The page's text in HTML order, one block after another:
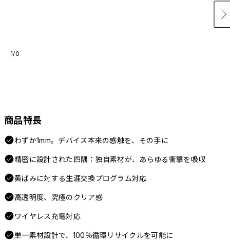
1/0
商品特長
わずか1mm。デバイス本来の感触を、その手に
精密に設計された四隅：独自素材が、あらゆる衝撃を吸収
黄ばみに対する生涯交換プログラム対応
高透明度、究極のクリア感
ワイヤレス充電対応
単一素材設計で、100％循環リサイクルを可能に